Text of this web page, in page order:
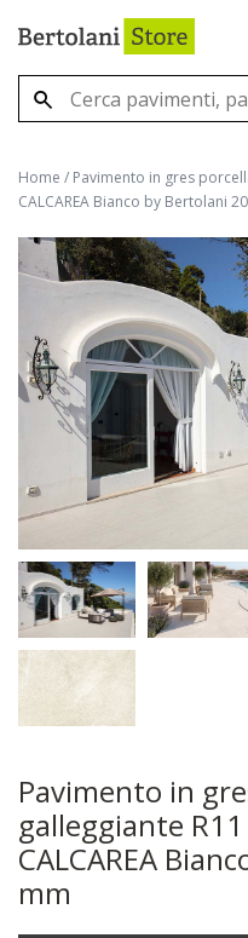
Home / Pavimento in gres
CALCAREA Bianco by Bertolani
Pavimento in
galleggiante
CALCAREA
mm